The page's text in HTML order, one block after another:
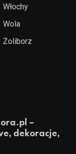
Włochy
Wola
Żoliborz
–
dekoracje,
animatorów